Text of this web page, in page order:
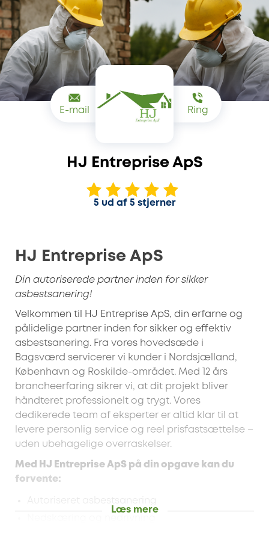
E-mail Ring
HJ Entreprise ApS
5 ud af 5 stjerner
HJ Entreprise ApS
Din autoriserede partner inden for sikker
asbestsanering!
Velkommen til HJ Entreprise ApS, din erfarne og
pålidelige partner inden for sikker og effektiv
asbestsanering. Fra vores hovedsæde i
Bagsværd servicerer vi kunder i Nordsjælland,
København og Roskilde-området. Med 12 års
brancheerfaring sikrer vi, at dit projekt bliver
håndteret professionelt og trygt. Vores
dedikerede team af eksperter er altid klar til at
levere personlig service og reel prisfastsættelse –
uden ubehagelige overraskelser.
Med HJ Entreprise ApS på din opgave kan du
forvente:
Læs mere